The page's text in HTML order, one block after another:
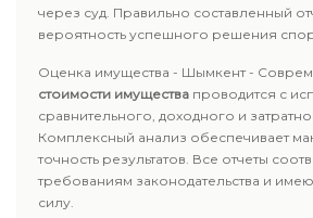
через суд. Правильно составленный
вероятность успешного решения
Оценка имущества - Шымкент -
стоимости имущества проводится с
сравнительного, доходного и
Комплексный анализ обеспечивает
точность результатов. Все отчеты
требованиям законодательства и
силу.